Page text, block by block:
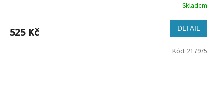
Skladem
525 Kč DETAIL
Kód: 217975